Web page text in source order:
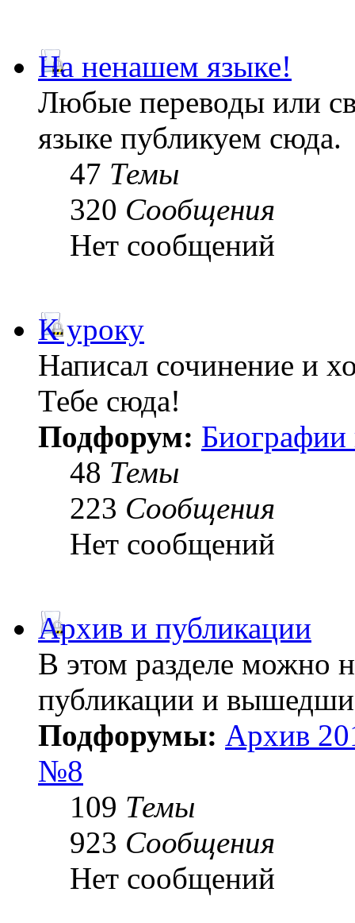
На ненашем языке!
Любые переводы или
языке публикуем сюда.
47 Темы
320 Сообщения
Нет сообщений
К уроку
Написал сочинение и
Тебе сюда!
Подфорум: Биографии
48 Темы
223 Сообщения
Нет сообщений
Архив и публикации
В этом разделе можно
публикации и
Подфорумы: Архив
№8
109 Темы
923 Сообщения
Нет сообщений